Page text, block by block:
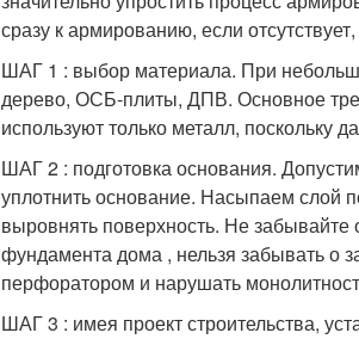
сразу к армированию, если
ШАГ 1 : выбор материала. При
дерево, ОСБ-плиты, ДПВ. Основное
используют только металл, поскольку
ШАГ 2 : подготовка основания.
уплотнить основание. Насыпаем слой
выровнять поверхность. Не
фундамента дома , нельзя забывать о
перфоратором и нарушать
ШАГ 3 : имея проект строительства,